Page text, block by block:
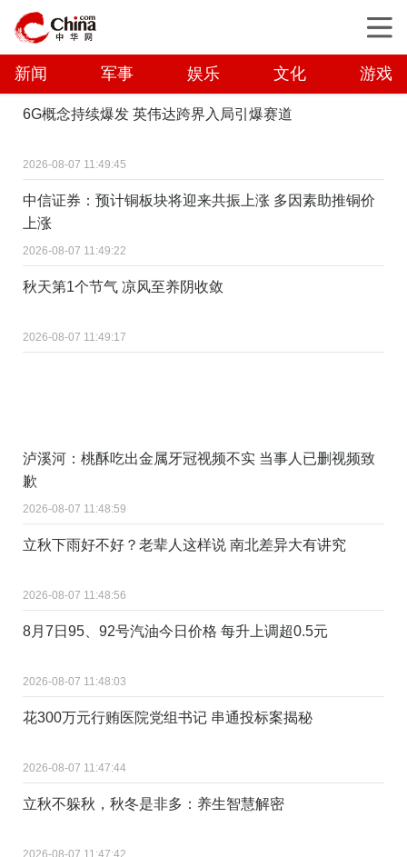
新闻 军事 娱乐 文化 游戏
6G概念持续爆发 英伟达跨界入局引爆赛道
2026-08-07 11:49:45
中信证券：预计铜板块将迎来共振上涨 多因素助推铜价
上涨
2026-08-07 11:49:22
秋天第1个节气 凉风至养阴收敛
2026-08-07 11:49:17
泸溪河：桃酥吃出金属牙冠视频不实 当事人已删视频致
歉
2026-08-07 11:48:59
立秋下雨好不好？老辈人这样说 南北差异大有讲究
2026-08-07 11:48:56
8月7日95、92号汽油今日价格 每升上调超0.5元
2026-08-07 11:48:03
花300万元行贿医院党组书记 串通投标案揭秘
2026-08-07 11:47:44
立秋不躲秋，秋冬是非多：养生智慧解密
2026-08-07 11:47:42